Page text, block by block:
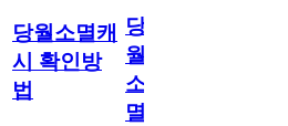
당월소멸캐
시 확인방
법
당
월
소
멸